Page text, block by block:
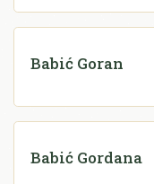
Babić Goran
Babić Gordana